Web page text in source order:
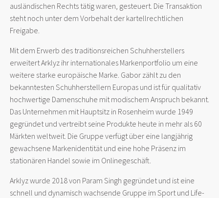
ausländischen Rechts tätig waren, gesteuert. Die Transaktion
steht noch unter dem Vorbehalt der kartellrechtlichen
Freigabe.
Mit dem Erwerb des traditionsreichen Schuhherstellers
erweitert Arklyz ihr internationales Markenportfolio um eine
weitere starke europäische Marke. Gabor zählt zu den
bekanntesten Schuhherstellern Europas und ist für qualitativ
hochwertige Damenschuhe mit modischem Anspruch bekannt.
Das Unternehmen mit Hauptsitz in Rosenheim wurde 1949
gegründet und vertreibt seine Produkte heute in mehr als 60
Märkten weltweit. Die Gruppe verfügt über eine langjährig
gewachsene Markenidentität und eine hohe Präsenz im
stationären Handel sowie im Onlinegeschäft.
Arklyz wurde 2018 von Param Singh gegründet und ist eine
schnell und dynamisch wachsende Gruppe im Sport und Life-